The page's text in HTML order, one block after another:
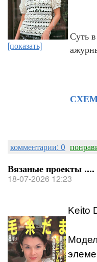
[показать]
Суть
комментарии: 0
Вязаные проекты
18-07-2026 12:23
Keito